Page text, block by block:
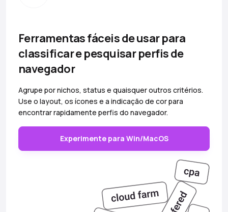
Ferramentas fáceis de usar para
classificar e pesquisar perfis de
navegador
Agrupe por nichos, status e quaisquer outros critérios.
Use o layout, os ícones e a indicação de cor para
encontrar rapidamente perfis do navegador.
Experimente para Win/MacOS